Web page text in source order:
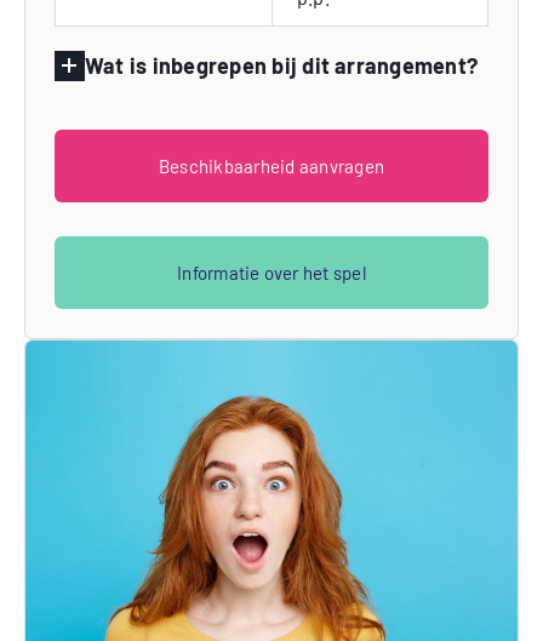
Wat is inbegrepen bij dit arrangement?
Beschikbaarheid aanvragen
Informatie over het spel